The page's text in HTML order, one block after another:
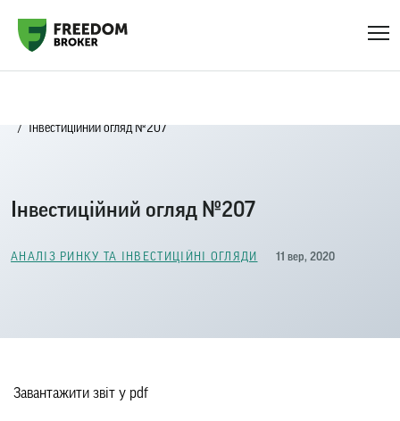
Інвестиційний огляд №207
Інвестиційний огляд №207
АНАЛІЗ РИНКУ ТА ІНВЕСТИЦІЙНІ ОГЛЯДИ 11 вер, 2020
Завантажити звіт у pdf